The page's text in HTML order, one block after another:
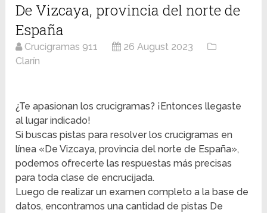
De Vizcaya, provincia del norte de
España
Crucigramas 911
26 August 2023
Clarín
¿Te apasionan los crucigramas? ¡Entonces llegaste
al lugar indicado!
Si buscas pistas para resolver los crucigramas en
línea «De Vizcaya, provincia del norte de España»,
podemos ofrecerte las respuestas más precisas
para toda clase de encrucijada.
Luego de realizar un examen completo a la base de
datos, encontramos una cantidad de pistas De